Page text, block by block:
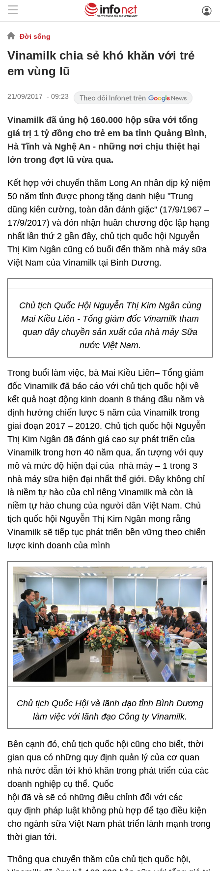
Đời sống
Vinamilk chia sẻ khó khăn với trẻ
em vùng lũ
21/09/2017 - 09:23
Vinamilk đã ủng hộ 160.000 hộp sữa với tổng
giá trị 1 tỷ đồng cho trẻ em ba tỉnh Quảng Bình,
Hà Tĩnh và Nghệ An - những nơi chịu thiệt hại
lớn trong đợt lũ vừa qua.
Kết hợp với chuyến thăm Long An nhân dịp kỷ niệm
50 năm tỉnh được phong tặng danh hiệu "Trung
dũng kiên cường, toàn dân đánh giặc" (17/9/1967 –
17/9/2017) và đón nhận huân chương độc lập hạng
nhất lần thứ 2 gần đây, chủ tịch quốc hội Nguyễn
Thị Kim Ngân cũng có buổi đến thăm nhà máy sữa
Việt Nam của Vinamilk tại Bình Dương.
Chủ tịch Quốc Hội Nguyễn Thị Kim Ngân cùng
Mai Kiều Liên - Tổng giám đốc Vinamilk tham
quan dây chuyền sản xuất của nhà máy Sữa
nước Việt Nam.
Trong buổi làm việc, bà Mai Kiều Liên– Tổng giám
đốc Vinamilk đã báo cáo với chủ tịch quốc hội về
kết quả hoạt động kinh doanh 8 tháng đầu năm và
định hướng chiến lược 5 năm của Vinamilk trong
giai đoạn 2017 – 20120. Chủ tịch quốc hội Nguyễn
Thị Kim Ngân đã đánh giá cao sự phát triển của
Vinamilk trong hơn 40 năm qua, ấn tượng với quy
mô và mức độ hiện đại của nhà máy – 1 trong 3
nhà máy sữa hiện đại nhất thế giới. Đây không chỉ
là niềm tự hào của chỉ riêng Vinamilk mà còn là
niềm tự hào chung của người dân Việt Nam. Chủ
tịch quốc hội Nguyễn Thị Kim Ngân mong rằng
Vinamilk sẽ tiếp tục phát triển bền vững theo chiến
lược kinh doanh của mình
Chủ tịch Quốc Hội và lãnh đạo tỉnh Bình Dương
làm việc với lãnh đạo Công ty Vinamilk.
Bên cạnh đó, chủ tịch quốc hội cũng cho biết, thời
gian qua có những quy định quản lý của cơ quan
nhà nước dẫn tới khó khăn trong phát triển của các
doanh nghiệp cụ thể. Quốc
hội đã và sẽ có những điều chỉnh đối với các
quy định pháp luật không phù hợp để tạo điều kiện
cho ngành sữa Việt Nam phát triển lành mạnh trong
thời gian tới.
Thông qua chuyến thăm của chủ tịch quốc hội,